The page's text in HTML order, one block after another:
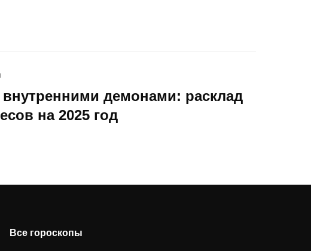
внутренними демонами: расклад
на 2025 год
Все гороскопы